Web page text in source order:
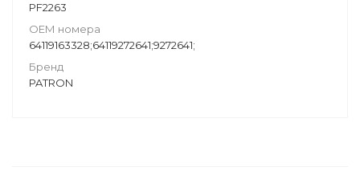
PF2263
ОЕМ номера
64119163328;64119272641;9272641;
Бренд
PATRON